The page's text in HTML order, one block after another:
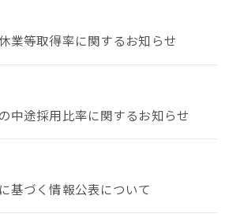
業等取得率に関するお知らせ
中途採用比率に関するお知らせ
基づく情報公表について